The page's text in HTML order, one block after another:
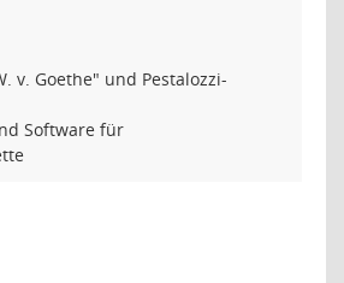
v. Goethe" und Pestalozzi-
Software für